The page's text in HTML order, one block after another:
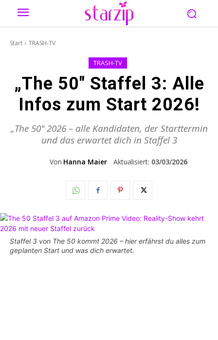
Start TRASH-TV
TRASH-TV
„The 50″ Staffel 3: Alle
Infos zum Start 2026!
„The 50" 2026 – alle Kandidaten, der Starttermin
und das erwartet dich in Staffel 3
Von Hanna Maier Aktualisiert: 03/03/2026
Staffel 3 von The 50 kommt 2026 – hier erfährst du alles zum
geplanten Start und was dich erwartet.